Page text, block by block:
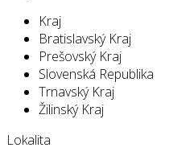
Kraj
Bratislavský Kraj
Prešovský Kraj
Slovenská Republika
Trnavský Kraj
Žilinský Kraj
Lokalita